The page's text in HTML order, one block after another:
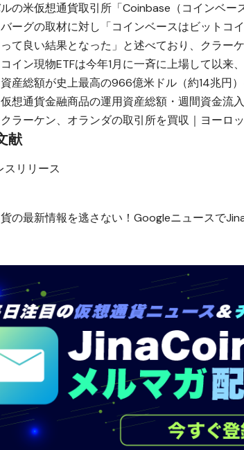
の米仮想通貨取引所「Coinbase（コインベ
ーグの取材に対し「コインベースはビットコ
て良い結果となった」と述べており、クラー
イン現物ETFは今年1月に一斉に上場して以
産総額が史上最高の966億米ドル（約14兆円）
仮想通貨金融商品の運用資産総額・週間資金流
クラーケン、オランダの取引所を買収｜ヨーロ
献
スリリース
の最新情報を逃さない！Googleニュースで